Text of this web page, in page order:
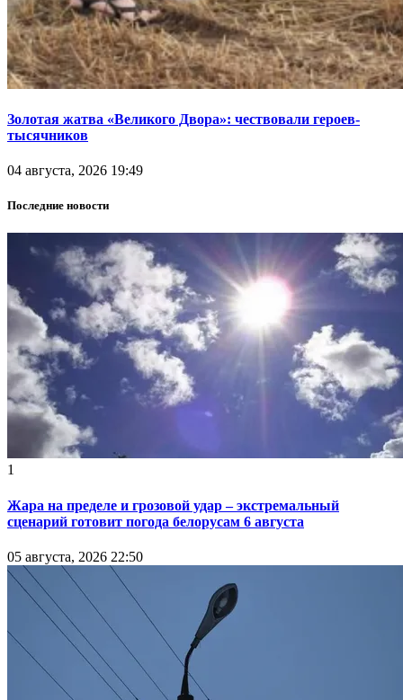
Золотая жатва «Великого Двора»: чествовали героев-
тысячников
04 августа, 2026 19:49
Последние новости
1
Жара на пределе и грозовой удар – экстремальный
сценарий готовит погода белорусам 6 августа
05 августа, 2026 22:50